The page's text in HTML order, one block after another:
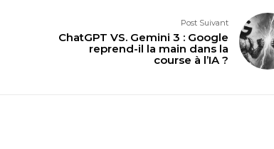
Post Suivant
ChatGPT VS. Gemini 3 : Google
reprend-il la main dans la
course à l’IA ?